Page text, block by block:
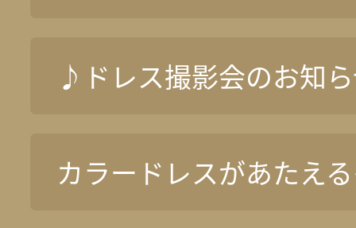
♪ドレス撮影会のお知
カラードレスがあたえ